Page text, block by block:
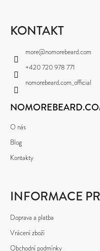
KONTAKT
more@nomorebeard.com
+420 720 978 771
nomorebeard.com_official
O nás
Blog
Kontakty
INFORMACE
Doprava a platba
Vrácení zboží
Obchodní podmínky